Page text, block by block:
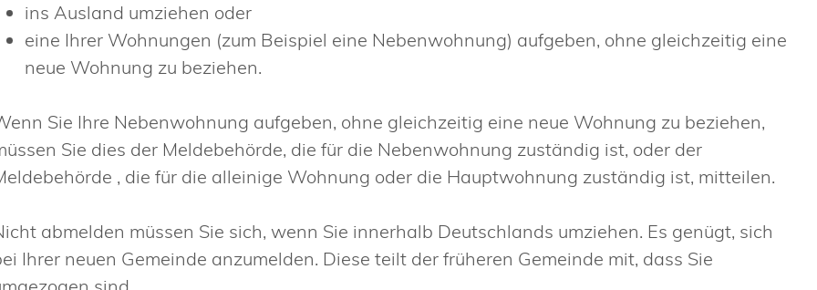
ins Ausland umziehen oder
eine Ihrer Wohnungen (zum Beispiel eine Nebenwohnung) aufgeben, ohne gleichzeitig eine
neue Wohnung zu beziehen.
Sie Ihre Nebenwohnung aufgeben, ohne gleichzeitig eine neue Wohnung zu beziehen,
Sie dies der Meldebehörde, die für die Nebenwohnung zuständig ist, oder der
, die für die alleinige Wohnung oder die Hauptwohnung zuständig ist, mitteilen.
abmelden müssen Sie sich, wenn Sie innerhalb Deutschlands umziehen. Es genügt, sich
Ihrer neuen Gemeinde anzumelden. Diese teilt der früheren Gemeinde mit, dass Sie